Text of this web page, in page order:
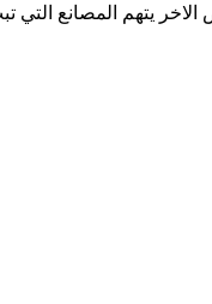
الاخر يتهم المصانع